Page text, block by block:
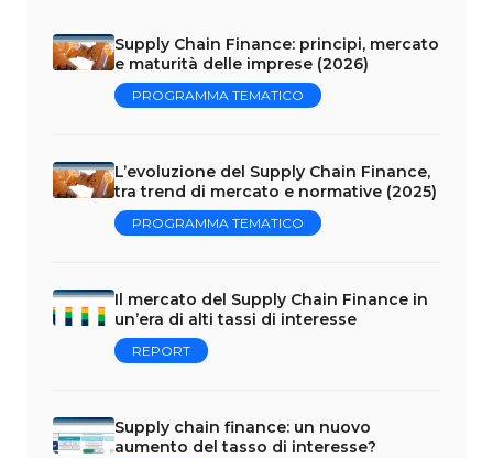
Supply Chain Finance: principi, mercato
e maturità delle imprese (2026)
PROGRAMMA TEMATICO
L’evoluzione del Supply Chain Finance,
tra trend di mercato e normative (2025)
PROGRAMMA TEMATICO
Il mercato del Supply Chain Finance in
un’era di alti tassi di interesse
REPORT
Supply chain finance: un nuovo
aumento del tasso di interesse?